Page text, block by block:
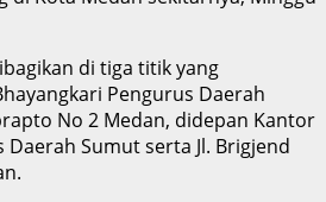
di tiga titik yang
Pengurus Daerah
No 2 Medan, didepan Kantor
Sumut serta Jl. Brigjend